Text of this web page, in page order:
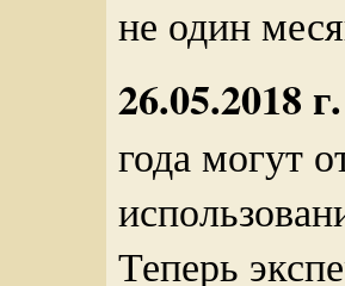
не один
26.05.2018
года могут
Теперь